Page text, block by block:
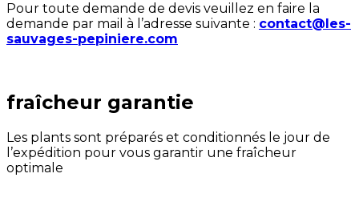
Pour toute demande de devis veuillez en faire la
demande par mail à l’adresse suivante : contact@les-
sauvages-pepiniere.com
fraîcheur garantie
Les plants sont préparés et conditionnés le jour de
l’expédition pour vous garantir une fraîcheur
optimale